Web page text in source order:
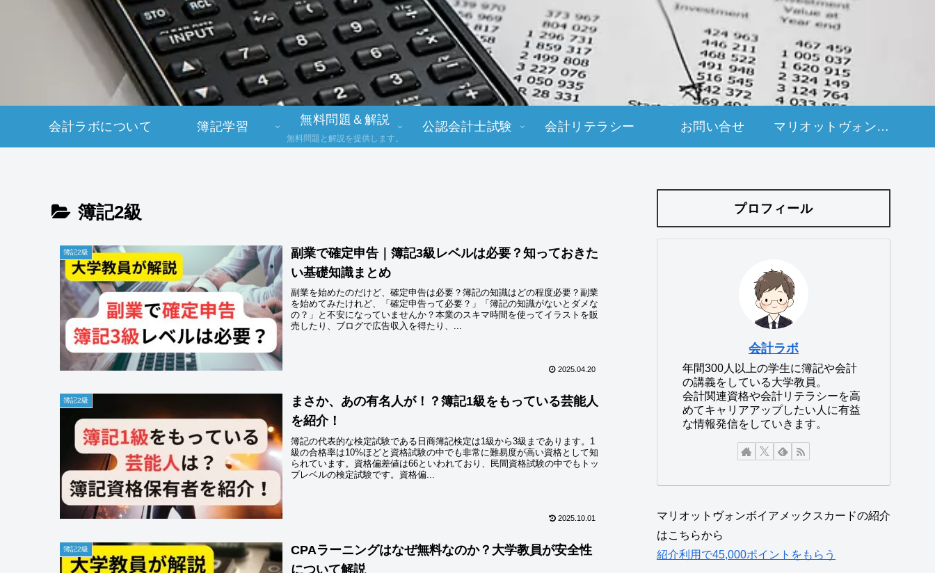
会計ラボについて 簿記学習
無料問題＆解説
無料問題と解説を提供します。
公認会計士試験 会計リテラシー お問い合せ マリオットヴォンボイアメックスカード紹介申し込み
簿記2級
簿記2級
副業で確定申告｜簿記3級レベルは必要？知っておきた
い基礎知識まとめ
副業を始めたのだけど、確定申告は必要？簿記の知識はどの程度必要？副業
を始めてみたけれど、「確定申告って必要？」「簿記の知識がないとダメな
の？」と不安になっていませんか？本業のスキマ時間を使ってイラストを販
売したり、ブログで広告収入を得たり、...
2025.04.20
簿記2級
まさか、あの有名人が！？簿記1級をもっている芸能人
を紹介！
簿記の代表的な検定試験である日商簿記検定は1級から3級まであります。1
級の合格率は10%ほどと資格試験の中でも非常に難易度が高い資格として知
られています。資格偏差値は66といわれており、民間資格試験の中でもトッ
プレベルの検定試験です。資格偏...
2025.10.01
簿記2級
CPAラーニングはなぜ無料なのか？大学教員が安全性
について解説
プロフィール
会計ラボ
年間300人以上の学生に簿記や会計
の講義をしている大学教員。
会計関連資格や会計リテラシーを高
めてキャリアアップしたい人に有益
な情報発信をしていきます。
マリオットヴォンボイアメックスカードの紹介
はこちらから
紹介利用で45,000ポイントをもらう